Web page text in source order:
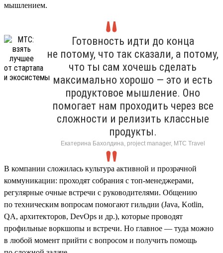
мышлением.
Готовность идти до конца
не потому, что так сказали, а потому,
что ты сам хочешь сделать
максимально хорошо — это и есть
продуктовое мышление. Оно
помогает нам проходить через все
сложности и релизить классные
продукты.
Екатерина Бахолдина, project manager, МТС Travel
В компании сложилась культура активной и прозрачной
коммуникации: проходят собрания с топ-менеджерами,
регулярные очные встречи с руководителями. Общению
по техническим вопросам помогают гильдии (Java, Kotlin,
QA, архитекторов, DevOps и др.), которые проводят
профильные воркшопы и встречи. Но главное — туда можно
в любой момент прийти с вопросом и получить помощь